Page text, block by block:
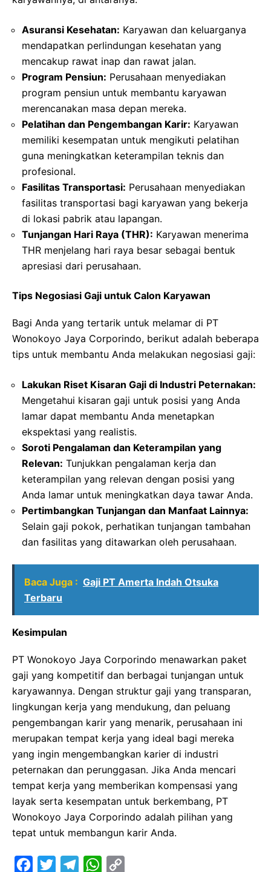
Asuransi Kesehatan: Karyawan dan keluarganya
mendapatkan perlindungan kesehatan yang
mencakup rawat inap dan rawat jalan.
Program Pensiun: Perusahaan menyediakan
program pensiun untuk membantu karyawan
merencanakan masa depan mereka.
Pelatihan dan Pengembangan Karir: Karyawan
memiliki kesempatan untuk mengikuti pelatihan
guna meningkatkan keterampilan teknis dan
profesional.
Fasilitas Transportasi: Perusahaan menyediakan
fasilitas transportasi bagi karyawan yang bekerja
di lokasi pabrik atau lapangan.
Tunjangan Hari Raya (THR): Karyawan menerima
THR menjelang hari raya besar sebagai bentuk
apresiasi dari perusahaan.
Tips Negosiasi Gaji untuk Calon Karyawan
Bagi Anda yang tertarik untuk melamar di PT
Wonokoyo Jaya Corporindo, berikut adalah beberapa
tips untuk membantu Anda melakukan negosiasi gaji:
Lakukan Riset Kisaran Gaji di Industri Peternakan:
Mengetahui kisaran gaji untuk posisi yang Anda
lamar dapat membantu Anda menetapkan
ekspektasi yang realistis.
Soroti Pengalaman dan Keterampilan yang
Relevan: Tunjukkan pengalaman kerja dan
keterampilan yang relevan dengan posisi yang
Anda lamar untuk meningkatkan daya tawar Anda.
Pertimbangkan Tunjangan dan Manfaat Lainnya:
Selain gaji pokok, perhatikan tunjangan tambahan
dan fasilitas yang ditawarkan oleh perusahaan.
Baca Juga : Gaji PT Amerta Indah Otsuka
Terbaru
Kesimpulan
PT Wonokoyo Jaya Corporindo menawarkan paket
gaji yang kompetitif dan berbagai tunjangan untuk
karyawannya. Dengan struktur gaji yang transparan,
lingkungan kerja yang mendukung, dan peluang
pengembangan karir yang menarik, perusahaan ini
merupakan tempat kerja yang ideal bagi mereka
yang ingin mengembangkan karier di industri
peternakan dan perunggasan. Jika Anda mencari
tempat kerja yang memberikan kompensasi yang
layak serta kesempatan untuk berkembang, PT
Wonokoyo Jaya Corporindo adalah pilihan yang
tepat untuk membangun karir Anda.
W